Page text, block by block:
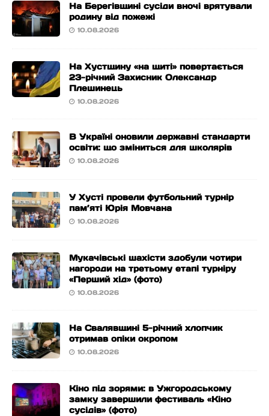
На Берегівщині сусіди вночі врятували
родину від пожежі
10.08.2026
На Хустщину «на щиті» повертається
23-річний Захисник Олександр
Плешинець
10.08.2026
В Україні оновили державні стандарти
освіти: що зміниться для школярів
10.08.2026
У Хусті провели футбольний турнір
пам’яті Юрія Мовчана
10.08.2026
Мукачівські шахісти здобули чотири
нагороди на третьому етапі турніру
«Перший хід» (фото)
10.08.2026
На Свалявщині 5-річний хлопчик
отримав опіки окропом
10.08.2026
Кіно під зорями: в Ужгородському
замку завершили фестиваль «Кіно
сусідів» (фото)